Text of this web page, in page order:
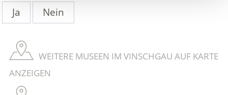
Ja
Nein
WEITERE MUSEEN IM VINSCHGAU AUF KARTE
ANZEIGEN